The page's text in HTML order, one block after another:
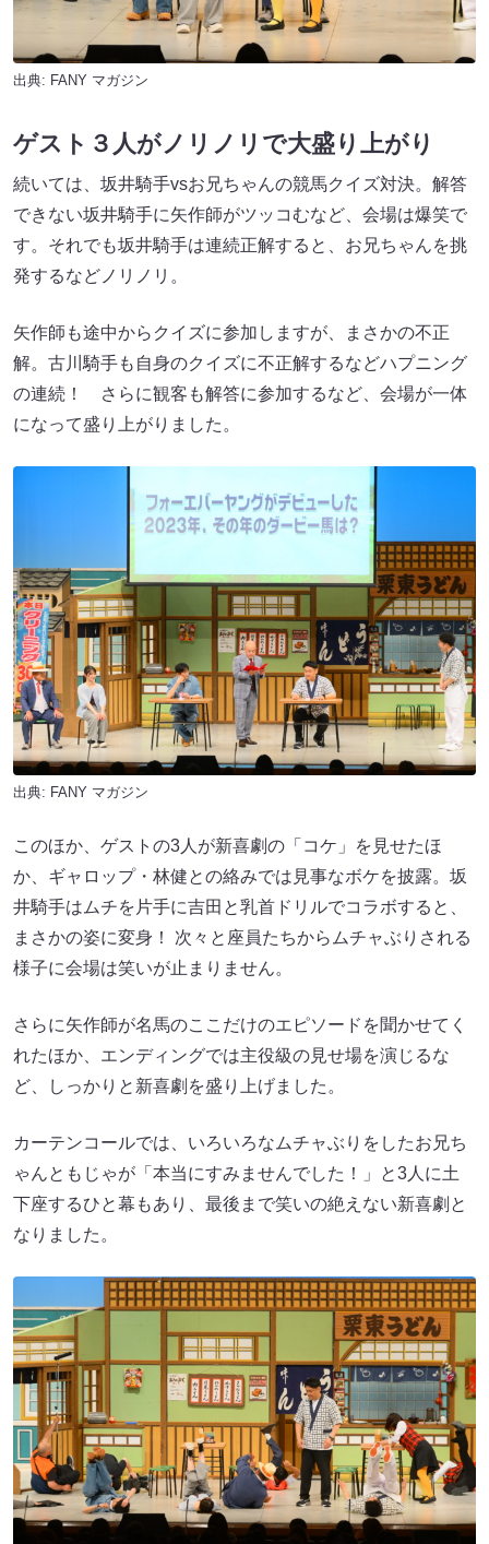
出典: FANY マガジン
ゲスト３人がノリノリで大盛り上がり
続いては、坂井騎手vsお兄ちゃんの競馬クイズ対決。解答
できない坂井騎手に矢作師がツッコむなど、会場は爆笑で
す。それでも坂井騎手は連続正解すると、お兄ちゃんを挑
発するなどノリノリ。
矢作師も途中からクイズに参加しますが、まさかの不正
解。古川騎手も自身のクイズに不正解するなどハプニング
の連続！ さらに観客も解答に参加するなど、会場が一体
になって盛り上がりました。
出典: FANY マガジン
このほか、ゲストの3人が新喜劇の「コケ」を見せたほ
か、ギャロップ・林健との絡みでは見事なボケを披露。坂
井騎手はムチを片手に吉田と乳首ドリルでコラボすると、
まさかの姿に変身！ 次々と座員たちからムチャぶりされる
様子に会場は笑いが止まりません。
さらに矢作師が名馬のここだけのエピソードを聞かせてく
れたほか、エンディングでは主役級の見せ場を演じるな
ど、しっかりと新喜劇を盛り上げました。
カーテンコールでは、いろいろなムチャぶりをしたお兄ち
ゃんともじゃが「本当にすみませんでした！」と3人に土
下座するひと幕もあり、最後まで笑いの絶えない新喜劇と
なりました。